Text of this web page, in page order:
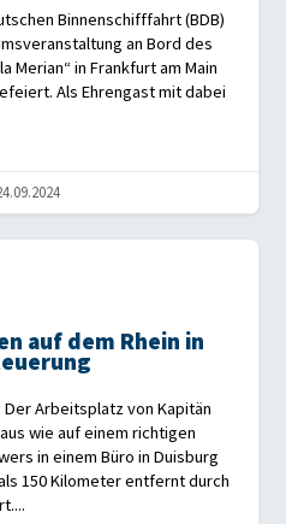
Binnenschifffahrt (BDB)
an Bord des
Merian“ in Frankfurt am Main
Als Ehrengast mit dabei
auf dem Rhein in
Der Arbeitsplatz von Kapitän
wie auf einem richtigen
in einem Büro in Duisburg
150 Kilometer entfernt durch